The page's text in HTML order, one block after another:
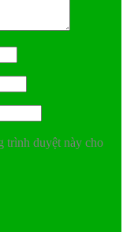
trình duyệt này cho